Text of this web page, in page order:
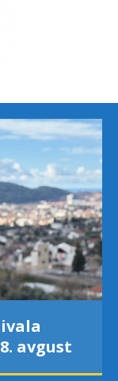
avgust